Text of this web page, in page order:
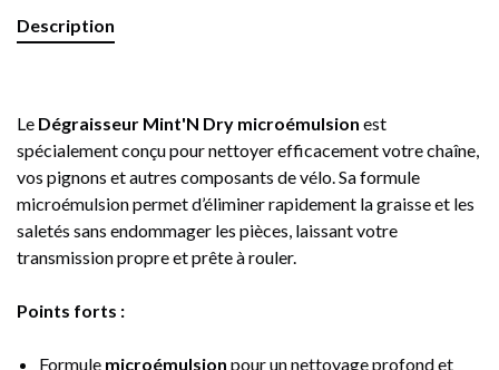
Description
Le Dégraisseur Mint'N Dry microémulsion est
spécialement conçu pour nettoyer efficacement votre chaîne,
vos pignons et autres composants de vélo. Sa formule
microémulsion permet d’éliminer rapidement la graisse et les
saletés sans endommager les pièces, laissant votre
transmission propre et prête à rouler.
Points forts :
Formule microémulsion pour un nettoyage profond et